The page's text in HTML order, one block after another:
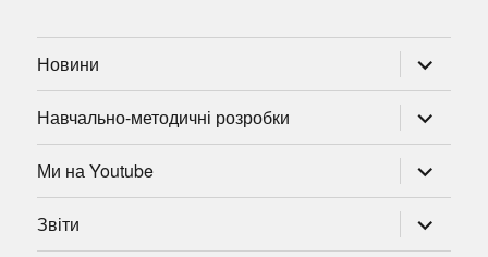
Новини
підменю
Навчально-методичні розробки
підменю
Ми на Youtube
підменю
Звіти
підменю